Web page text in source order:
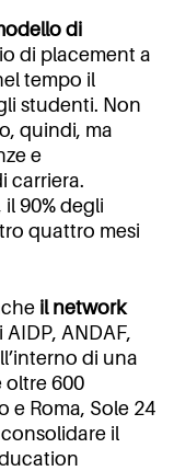
di
di placement a
tempo il
studenti. Non
quindi, ma
e
carriera.
90% degli
quattro mesi
il network
AIDP, ANDAF,
di una
oltre 600
e Roma, Sole 24
il